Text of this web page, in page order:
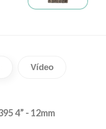
Vídeo
4” - 12mm